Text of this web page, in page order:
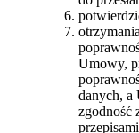
Umowy,
danych, a
zgodność